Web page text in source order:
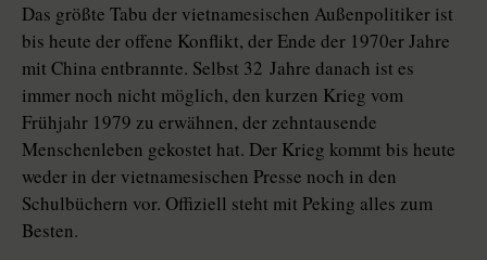
Das größte Tabu der vietnamesischen Außenpolitiker ist
bis heute der offene Konflikt, der Ende der 1970er Jahre
mit China entbrannte. Selbst 32 Jahre danach ist es
immer noch nicht möglich, den kurzen Krieg vom
Frühjahr 1979 zu erwähnen, der zehntausende
Menschenleben gekostet hat. Der Krieg kommt bis heute
weder in der vietnamesischen Presse noch in den
Schulbüchern vor. Offiziell steht mit Peking alles zum
Besten.